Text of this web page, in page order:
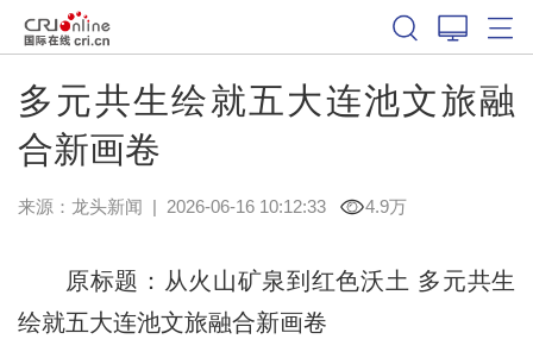
多元共生绘就五大连池文旅融
合新画卷
来源： 龙头新闻 | 2026-06-16 10:12:33 4.9万
原标题：从火山矿泉到红色沃土 多元共生
绘就五大连池文旅融合新画卷